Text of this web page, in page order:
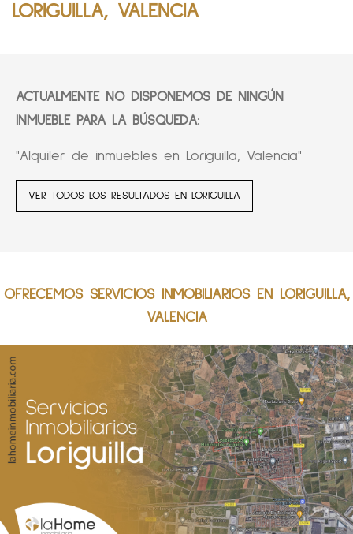
LORIGUILLA, VALENCIA
ACTUALMENTE NO DISPONEMOS DE NINGÚN
INMUEBLE PARA LA BÚSQUEDA:
"Alquiler de inmuebles en Loriguilla, Valencia"
VER TODOS LOS RESULTADOS EN LORIGUILLA
OFRECEMOS SERVICIOS INMOBILIARIOS EN LORIGUILLA,
VALENCIA